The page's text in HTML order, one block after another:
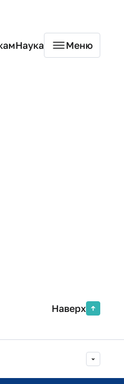
Наука Меню
Наверх